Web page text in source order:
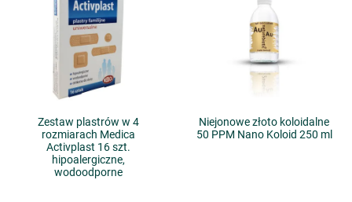
Zestaw plastrów w 4
rozmiarach Medica
Activplast 16 szt.
hipoalergiczne,
wodoodporne
Niejonowe złoto koloidalne
50 PPM Nano Koloid 250 ml